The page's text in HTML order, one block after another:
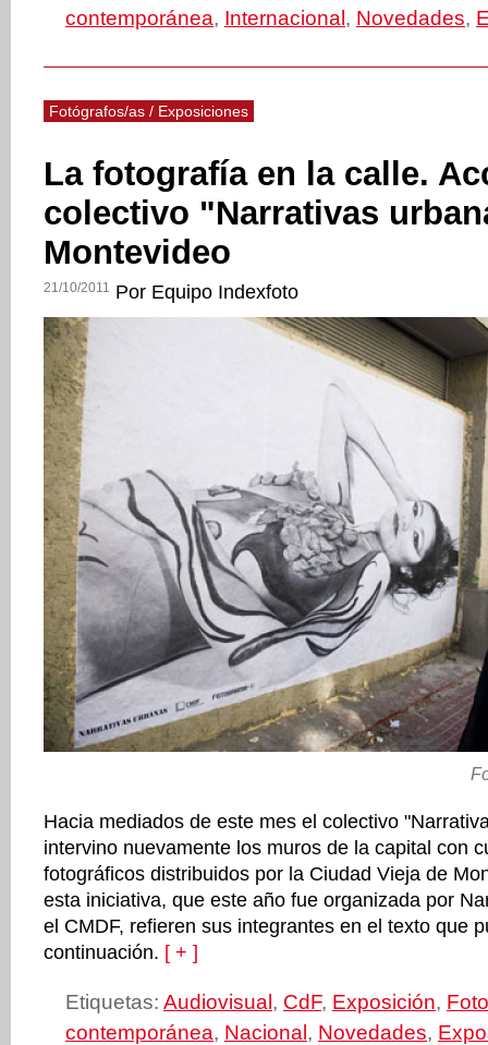
contemporánea, Internacional , Novedades,
Fotógrafos/as / Exposiciones
La fotografía en la calle.
colectivo "Narrativas
Montevideo
21/10/2011 Por Equipo Indexfoto
Hacia mediados de este mes el colectivo
intervino nuevamente los muros de la capital con
fotográficos distribuidos por la Ciudad Vieja de
esta iniciativa, que este año fue organizada por
el CMDF, refieren sus integrantes en el texto que
continuación. [ + ]
Etiquetas: Audiovisual , CdF, Exposición,
contemporánea, Nacional , Novedades,